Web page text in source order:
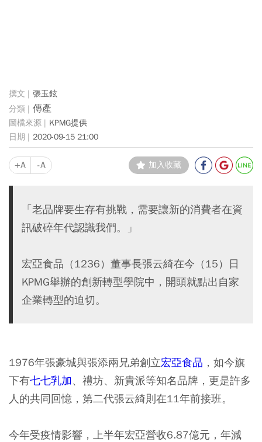
張玉鉉
傳產
KPMG提供
2020-09-15 21:00
+A -A 加入收藏
「老品牌要生存有挑戰，需要讓新的消費者在資
訊破碎年代認識我們。」
宏亞食品（1236）董事長張云綺在今（15）日
KPMG舉辦的創新轉型學院中，開頭就點出自家
企業轉型的迫切。
1976年張豪城與張添兩兄弟創立宏亞食品 ，如今旗
下有七七乳加、禮坊、新貴派等知名品牌，更是許多
人的共同回憶，第二代張云綺則在11年前接班。
今年受疫情影響，上半年宏亞營收6.87億元，年減